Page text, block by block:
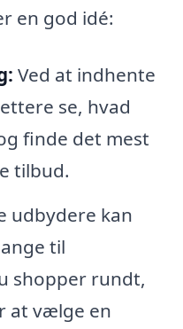
en god idé:
Ved at indhente
se, hvad
finde det mest
tilbud.
udbydere kan
til
shopper rundt,
at vælge en